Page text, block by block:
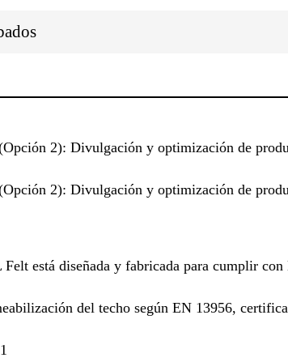
2): Divulgación y optimización de
2): Divulgación y optimización de
está diseñada y fabricada para cumplir con
del techo según EN 13956,